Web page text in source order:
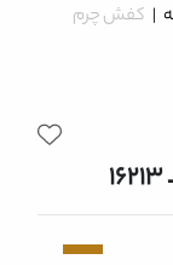
| کفش چرم